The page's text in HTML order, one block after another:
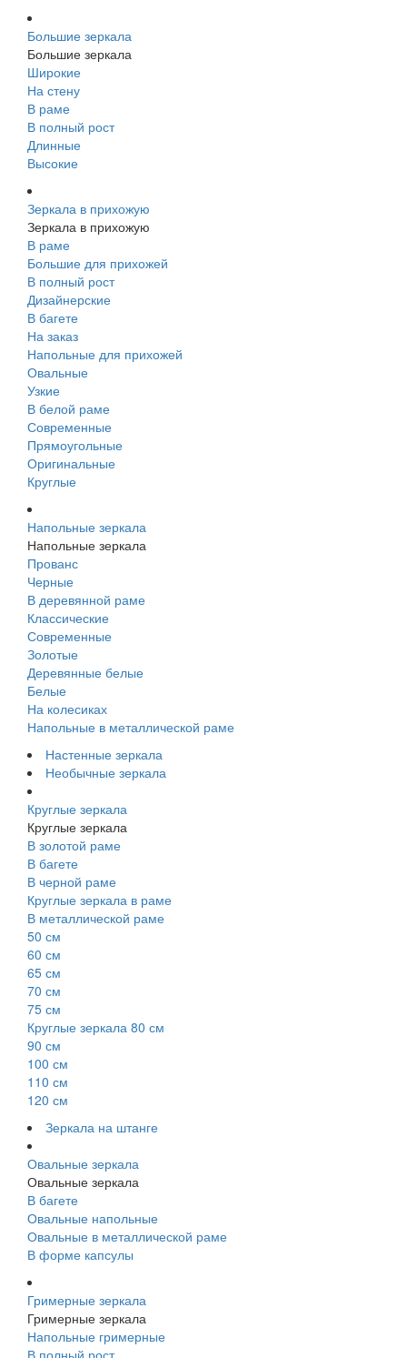
Большие зеркала
Большие зеркала
Широкие
На стену
В раме
В полный рост
Длинные
Высокие
Зеркала в прихожую
Зеркала в прихожую
В раме
Большие для прихожей
В полный рост
Дизайнерские
В багете
На заказ
Напольные для прихожей
Овальные
Узкие
В белой раме
Современные
Прямоугольные
Оригинальные
Круглые
Напольные зеркала
Напольные зеркала
Прованс
Черные
В деревянной раме
Классические
Современные
Золотые
Деревянные белые
Белые
На колесиках
Напольные в металлической раме
Настенные зеркала
Необычные зеркала
Круглые зеркала
Круглые зеркала
В золотой раме
В багете
В черной раме
Круглые зеркала в раме
В металлической раме
50 см
60 см
65 см
70 см
75 см
Круглые зеркала 80 см
90 см
100 см
110 см
120 см
Зеркала на штанге
Овальные зеркала
Овальные зеркала
В багете
Овальные напольные
Овальные в металлической раме
В форме капсулы
Гримерные зеркала
Гримерные зеркала
Напольные гримерные
В полный рост